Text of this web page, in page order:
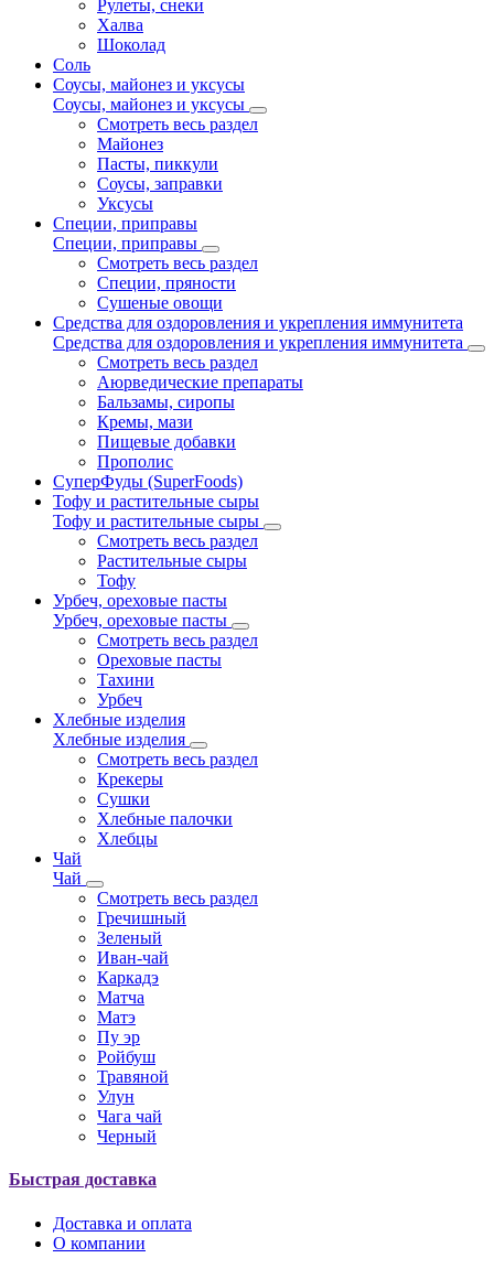
Рулеты, снеки
Халва
Шоколад
Соль
Соусы, майонез и уксусы
Соусы, майонез и уксусы
Смотреть весь раздел
Майонез
Пасты, пиккули
Соусы, заправки
Уксусы
Специи, приправы
Специи, приправы
Смотреть весь раздел
Специи, пряности
Сушеные овощи
Средства для оздоровления и укрепления иммунитета
Средства для оздоровления и укрепления иммунитета
Смотреть весь раздел
Аюрведические препараты
Бальзамы, сиропы
Кремы, мази
Пищевые добавки
Прополис
СуперФуды (SuperFoods)
Тофу и растительные сыры
Тофу и растительные сыры
Смотреть весь раздел
Растительные сыры
Тофу
Урбеч, ореховые пасты
Урбеч, ореховые пасты
Смотреть весь раздел
Ореховые пасты
Тахини
Урбеч
Хлебные изделия
Хлебные изделия
Смотреть весь раздел
Крекеры
Сушки
Хлебные палочки
Хлебцы
Чай
Чай
Смотреть весь раздел
Гречишный
Зеленый
Иван-чай
Каркадэ
Матча
Матэ
Пу эр
Ройбуш
Травяной
Улун
Чага чай
Черный
Быстрая доставка
Доставка и оплата
О компании